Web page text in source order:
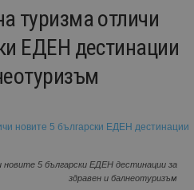
туризма отличи
ЕДЕН дестинации
5 български ЕДЕН дестинации за
здравен и балнеотуризъм